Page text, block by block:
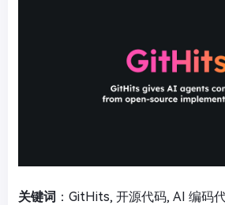
关键词 ：GitHits, 开源代码, AI 编码